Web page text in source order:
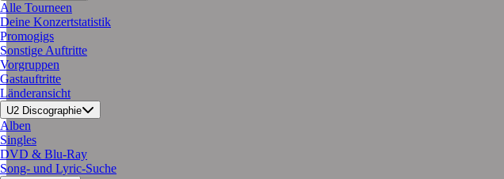
Alle Tourneen
Deine Konzertstatistik
Promogigs
Sonstige Auftritte
Vorgruppen
Gastauftritte
Länderansicht
U2 Discographie
Alben
Singles
DVD & Blu-Ray
Song- und Lyric-Suche